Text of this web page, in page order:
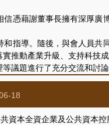
藉謝董事長擁有深厚廣
導。隨後，與會人員共
推動產業升級、支持科技
題進行了充分交流和討論
18
本全資企業及公共資本控